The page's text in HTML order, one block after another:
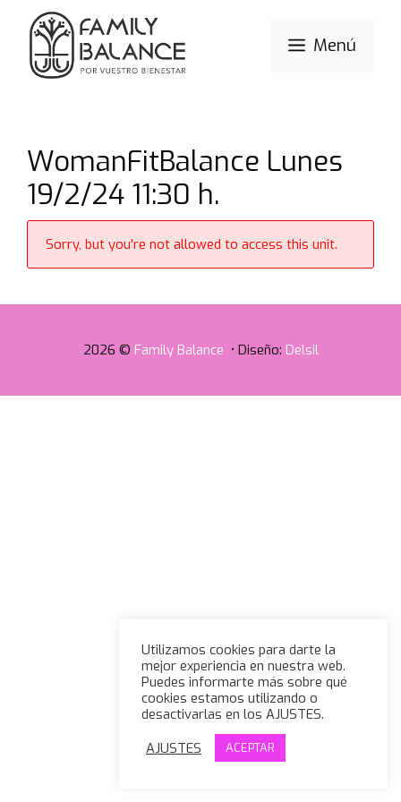
Saltar
contenido
Menú
WomanFitBalance Lunes
19/2/24 11:30 h.
Sorry, but you're not allowed to access this unit.
2026 © Family Balance • Diseño: Delsil
Utilizamos cookies para darte la
mejor experiencia en nuestra web.
Puedes informarte más sobre qué
cookies estamos utilizando o
desactivarlas en los AJUSTES.
AJUSTES
ACEPTAR